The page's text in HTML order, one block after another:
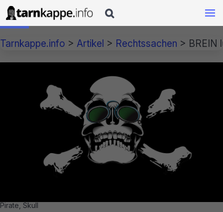

Tarnkappe.info > Artikel > Rechtssachen > BREIN
Pirate, Skull